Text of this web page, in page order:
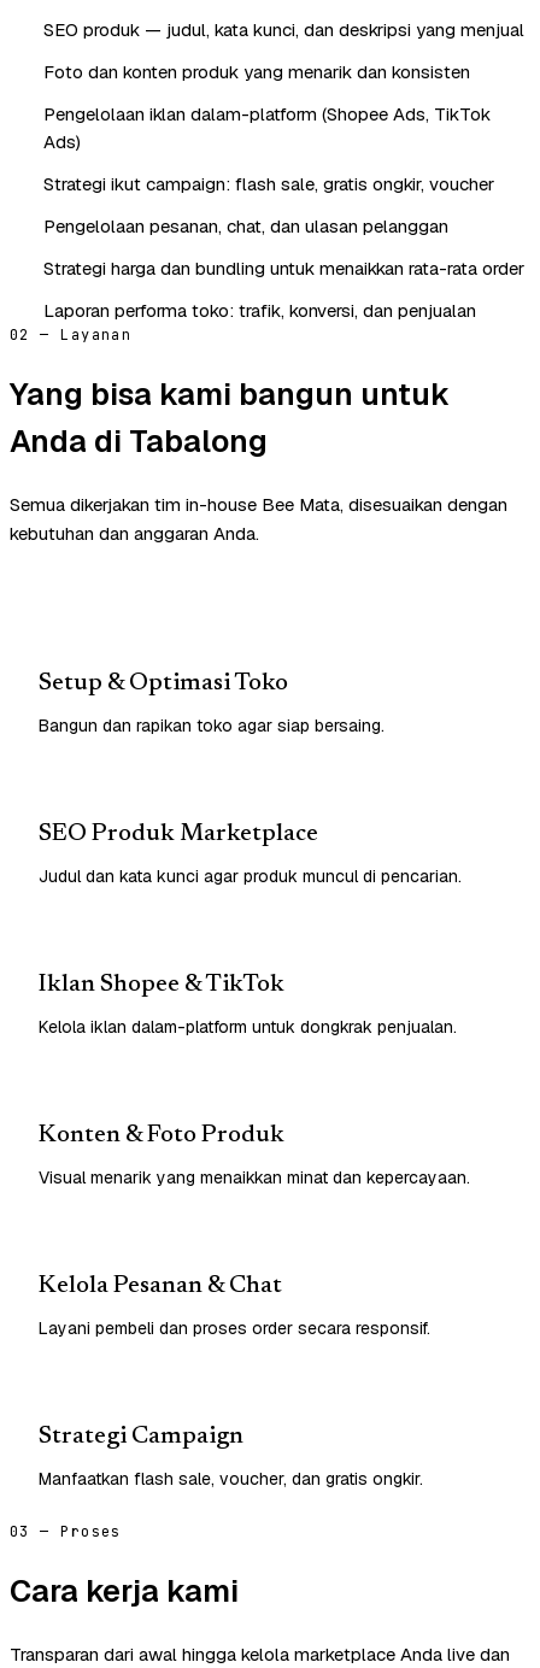
SEO produk — judul, kata kunci, dan deskripsi yang menjual
Foto dan konten produk yang menarik dan konsisten
Pengelolaan iklan dalam-platform (Shopee Ads, TikTok
Ads)
Strategi ikut campaign: flash sale, gratis ongkir, voucher
Pengelolaan pesanan, chat, dan ulasan pelanggan
Strategi harga dan bundling untuk menaikkan rata-rata order
Laporan performa toko: trafik, konversi, dan penjualan
02 — Layanan
Yang bisa kami bangun untuk
Anda di Tabalong
Semua dikerjakan tim in-house Bee Mata, disesuaikan dengan
kebutuhan dan anggaran Anda.
Setup & Optimasi Toko
Bangun dan rapikan toko agar siap bersaing.
SEO Produk Marketplace
Judul dan kata kunci agar produk muncul di pencarian.
Iklan Shopee & TikTok
Kelola iklan dalam-platform untuk dongkrak penjualan.
Konten & Foto Produk
Visual menarik yang menaikkan minat dan kepercayaan.
Kelola Pesanan & Chat
Layani pembeli dan proses order secara responsif.
Strategi Campaign
Manfaatkan flash sale, voucher, dan gratis ongkir.
03 — Proses
Cara kerja kami
Transparan dari awal hingga kelola marketplace Anda live dan